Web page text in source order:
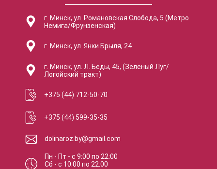
г. Минск, ул. Романовская Слобода, 5 (Метро
Немига/Фрунзенская)
г. Минск, ул. Янки Брыля, 24
г. Минск, ул. Л. Беды, 45, (Зеленый Луг/
Логойский тракт)
+375 (44) 712-50-70
+375 (44) 599-35-35
dolinaroz.by@gmail.com
Пн - Пт -с 9:00по 22:00
Сб -с 10:00по 22:00